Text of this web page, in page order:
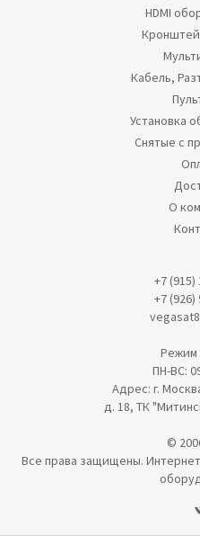
HDMI
Кабель,
Установка
Снятые с
О
+7 (915)
+7 (926)
Режим
ПН-ВС:
Адрес: г.
д. 18, ТК
©
Все права защищены.